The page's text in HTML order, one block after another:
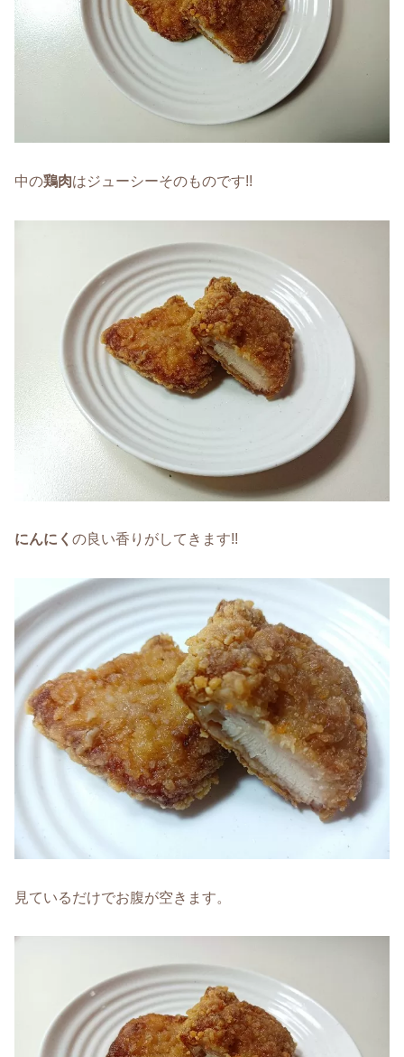
中の鶏肉はジューシーそのものです!!
にんにく の良い香りがしてきます!!
見ているだけでお腹が空きます。